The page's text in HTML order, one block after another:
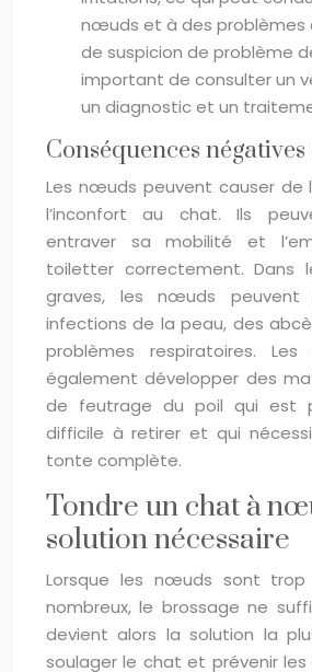
nœuds et à des problèmes
de suspicion de problème
important de consulter un
un diagnostic et un
Conséquences
Les nœuds peuvent causer de
l’inconfort au chat. Ils
entraver sa mobilité et
toiletter correctement. Dans
graves, les nœuds peuvent
infections de la peau, des
problèmes respiratoires.
également développer des
de feutrage du poil qui est
difficile à retirer et qui
tonte complète.
Tondre un chat à
solution nécessaire
Lorsque les nœuds sont
nombreux, le brossage ne
devient alors la solution la
soulager le chat et prévenir les